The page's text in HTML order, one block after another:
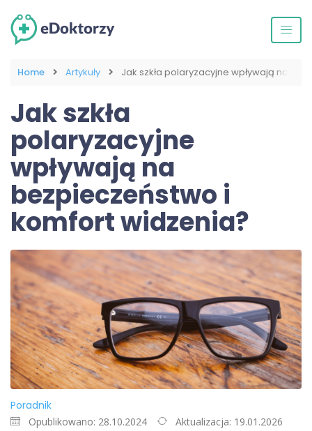
Home Artykuły Jak szkła polaryzacyjne wpływają na
Jak szkła
polaryzacyjne
wpływają na
bezpieczeństwo i
komfort widzenia?
Poradnik
Opublikowano: 28.10.2024 Aktualizacja: 19.01.2026